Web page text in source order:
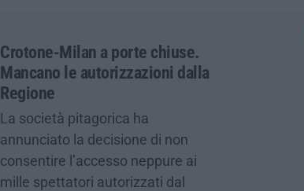
Crotone-Milan a porte chiuse.
Mancano le autorizzazioni dalla
Regione
La società pitagorica ha
annunciato la decisione di non
consentire l’accesso neppure ai
mille spettatori autorizzati dal